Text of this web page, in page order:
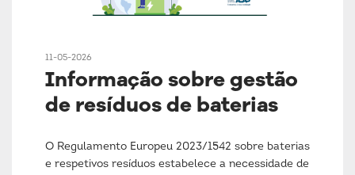
11-05-2026
Informação sobre gestão
de resíduos de baterias
O Regulamento Europeu 2023/1542 sobre baterias
e respetivos resíduos estabelece a necessidade de